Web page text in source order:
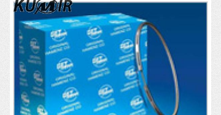
Pumpa za gorivo
Potenciometar
Regulator
Protokomer
Elektromagnetni ventil
SENZOR